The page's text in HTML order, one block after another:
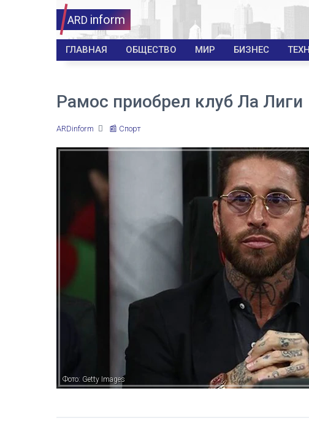
ARD inform
ГЛАВНАЯ ОБЩЕСТВО МИР БИЗНЕС
Рамос приобрел клуб Ла Лиги
ARDinform 📰 Спорт
Фото: Getty Images